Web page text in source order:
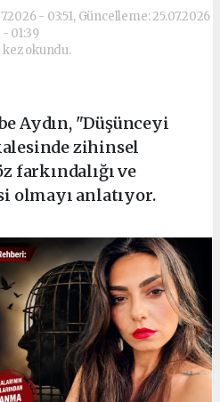
- 03:51, Güncelleme: 25.07.2026
- 01:39
kez okundu.
Aydın, "Düşünceyi
zihinsel
farkındalığı ve
olmayı anlatıyor.